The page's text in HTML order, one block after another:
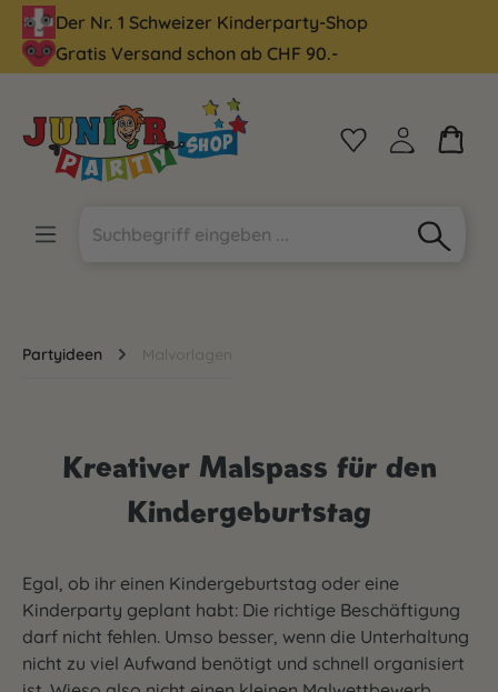
springen
Der Nr. 1 Schweizer Kinderparty-Shop
Gratis Versand schon ab CHF 90.-
Partyideen Malvorlagen
Kreativer Malspass für den
Kindergeburtstag
Egal, ob ihr einen Kindergeburtstag oder eine
Kinderparty geplant habt: Die richtige Beschäftigung
darf nicht fehlen. Umso besser, wenn die Unterhaltung
nicht zu viel Aufwand benötigt und schnell organisiert